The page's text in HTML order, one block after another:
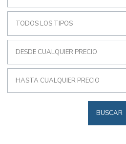
TODOS LOS TIPOS
DESDE CUALQUIER PRECIO
HASTA CUALQUIER PRECIO
BUSCAR